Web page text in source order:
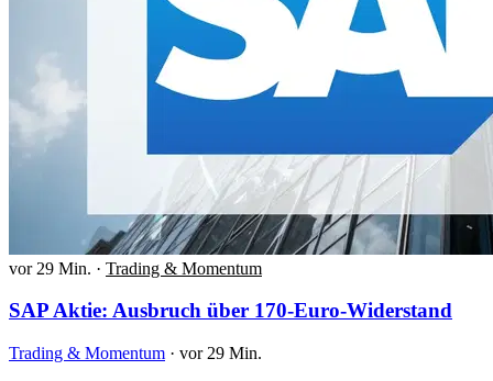
vor 29 Min. · Trading & Momentum
SAP Aktie: Ausbruch über 170-Euro-Widerstand
Trading & Momentum · vor 29 Min.